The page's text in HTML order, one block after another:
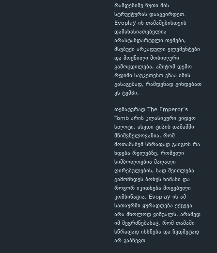
რამდენიმე წუთი მის
სტრუქტურას დააკვირდეთ.
Evoplay-ის თამაშებისთვის
დამახასიათებელია
არასტანდარტული თემები,
მსუბუქი არკადული ელემენტები
და მოქნილი მობილური
გამოცდილება, ამიტომ დემო
რეჟიმი საუკეთესო გზაა იმის
გასაგებად, რამდენად გიხდებათ
ეს ტემპი.
თემატურად The Emperor’s
Tomb არის კლასიკური ვიდეო
სლოტი. ასეთი ტიპის თამაშში
მნიშვნელოვანია, რომ
მოთამაშემ სწრაფად გაიგოს რა
ხდება რელებზე, რომელი
სიმბოლოებია მაღალი
ღირებულების, სად შეიძლება
გამოჩნდეს ბონუს ნიშანი და
როგორ იკითხება მოგებული
კომბინაცია. Evoplay-ის ამ
სათაურში ყურადღება ექცევა
არა მხოლოდ ვიზუალს, არამედ
იმ შეგრძნებასაც, რომ თამაში
სწრაფად იხსნება და ზედმეტად
არ გაბნევთ.